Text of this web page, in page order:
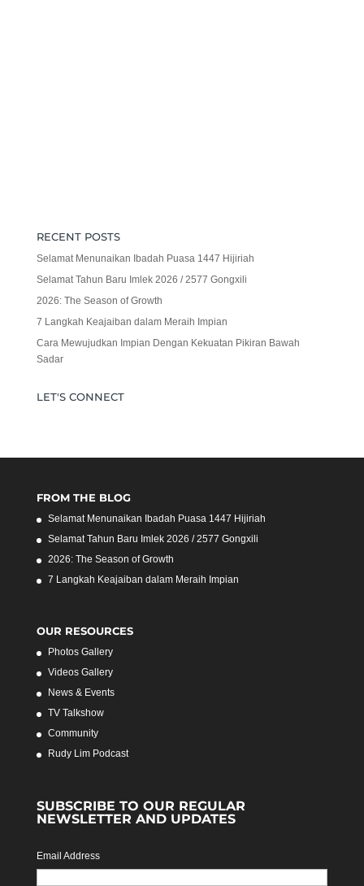
RECENT POSTS
Selamat Menunaikan Ibadah Puasa 1447 Hijiriah
Selamat Tahun Baru Imlek 2026 / 2577 Gongxili
2026: The Season of Growth
7 Langkah Keajaiban dalam Meraih Impian
Cara Mewujudkan Impian Dengan Kekuatan Pikiran Bawah
Sadar
LET'S CONNECT
FROM THE BLOG
Selamat Menunaikan Ibadah Puasa 1447 Hijiriah
Selamat Tahun Baru Imlek 2026 / 2577 Gongxili
2026: The Season of Growth
7 Langkah Keajaiban dalam Meraih Impian
OUR RESOURCES
Photos Gallery
Videos Gallery
News & Events
TV Talkshow
Community
Rudy Lim Podcast
SUBSCRIBE TO OUR REGULAR
NEWSLETTER AND UPDATES
Email Address